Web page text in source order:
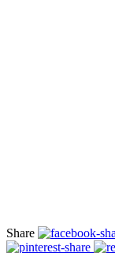
Share